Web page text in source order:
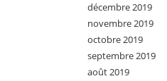
décembre 2019
novembre 2019
octobre 2019
septembre 2019
août 2019